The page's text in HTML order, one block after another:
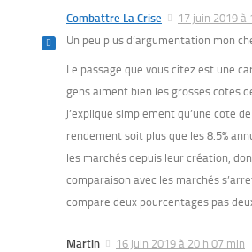
Combattre La Crise
17 juin 2019 à
Un peu plus d’argumentation mon
Le passage que vous citez est une
gens aiment bien les grosses cotes
j’explique simplement qu’une cote
rendement soit plus que les 8.5%
les marchés depuis leur création,
comparaison avec les marchés
compare deux pourcentages pas
Martin
16 juin 2019 à 20 h 07 min